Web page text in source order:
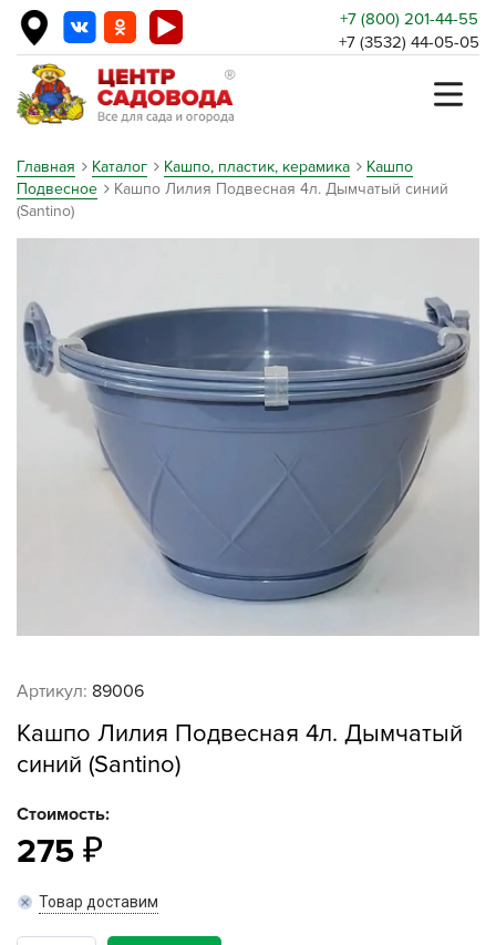
+7 (800) 201-44-55
+7 (3532) 44-05-05
Главная Каталог Кашпо, пластик, керамика
Кашпо
Подвесное
Кашпо Лилия Подвесная 4л. Дымчатый синий
(Santino)
Артикул: 89006
Кашпо Лилия Подвесная 4л. Дымчатый
синий (Santino)
Стоимость:
275
Товар доставим